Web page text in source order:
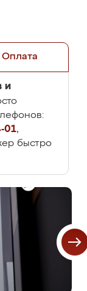
Оплата
и
01,
быстро